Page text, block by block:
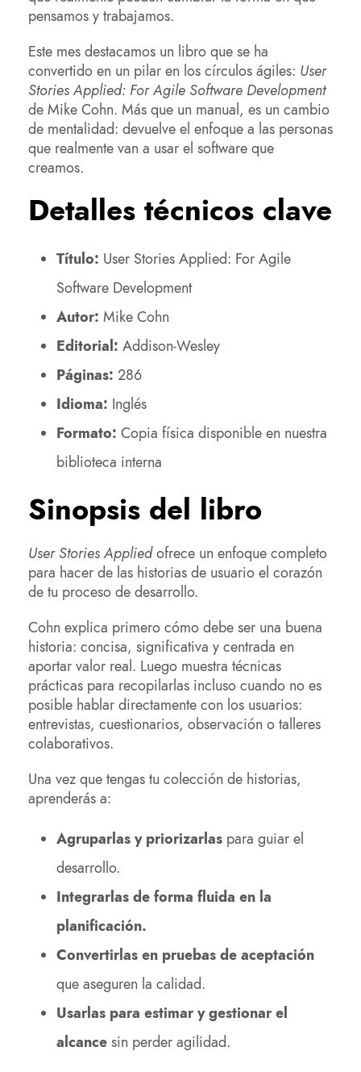
pensamos y trabajamos.
Este mes destacamos un libro que se ha
convertido en un pilar en los círculos ágiles: User
Stories Applied: For Agile Software Development
de Mike Cohn. Más que un manual, es un cambio
de mentalidad: devuelve el enfoque a las personas
que realmente van a usar el software que
creamos.
Detalles técnicos clave
Título: User Stories Applied: For Agile
Software Development
Autor: Mike Cohn
Editorial: Addison-Wesley
Páginas: 286
Idioma: Inglés
Formato: Copia física disponible en nuestra
biblioteca interna
Sinopsis del libro
User Stories Appliedofrece un enfoque completo
para hacer de las historias de usuario el corazón
de tu proceso de desarrollo.
Cohn explica primero cómo debe ser una buena
historia: concisa, significativa y centrada en
aportar valor real. Luego muestra técnicas
prácticas para recopilarlas incluso cuando no es
posible hablar directamente con los usuarios:
entrevistas, cuestionarios, observación o talleres
colaborativos.
Una vez que tengas tu colección de historias,
aprenderás a:
Agruparlas y priorizarlas para guiar el
desarrollo.
Integrarlas de forma fluida en la
planificación.
Convertirlas en pruebas de aceptación
que aseguren la calidad.
Usarlas para estimar y gestionar el
alcance sin perder agilidad.